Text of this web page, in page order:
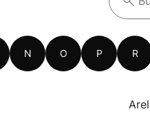
N O P R